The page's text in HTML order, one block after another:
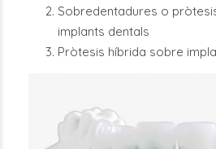
Sobredentadures o
implants dentals
Pròtesis híbrida sobre